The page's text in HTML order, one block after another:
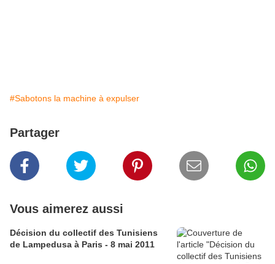
#Sabotons la machine à expulser
Partager
Vous aimerez aussi
Décision du collectif des Tunisiens
de Lampedusa à Paris - 8 mai 2011